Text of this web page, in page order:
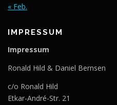
« Feb.
IMPRESSUM
Impressum
Ronald Hild & Daniel Bernsen
c/o Ronald Hild
Etkar-André-Str. 21